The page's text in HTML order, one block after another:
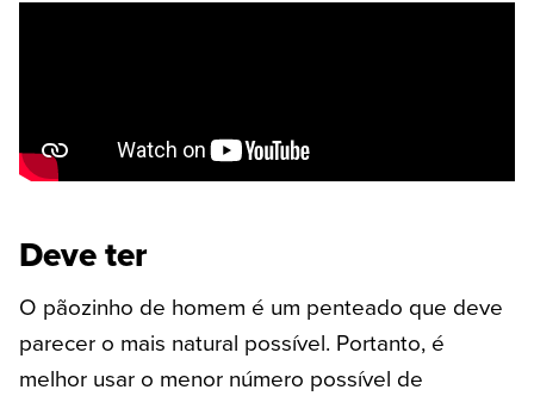
Deve ter
O pãozinho de homem é um penteado que deve
parecer o mais natural possível. Portanto, é
melhor usar o menor número possível de